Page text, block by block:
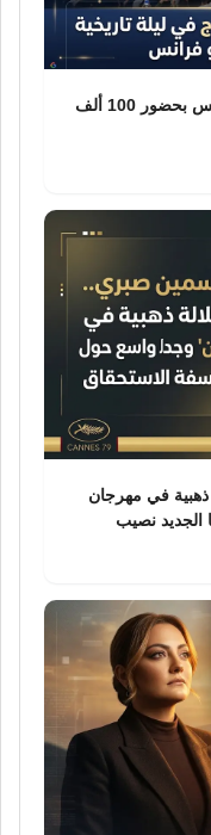
النجم جول يزلزل ملعب ستاد دو فرانس بحضور 100 ألف
في مهرجان
الجديد نصيب